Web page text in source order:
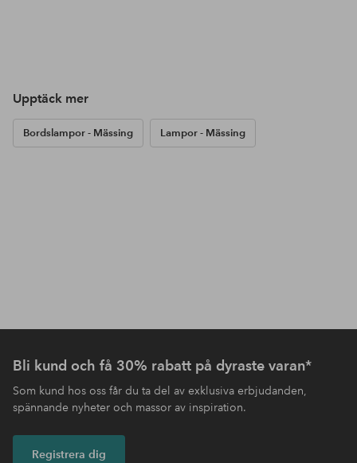
Upptäck mer
Bordslampor - Mässing Lampor - Mässing
Bli kund och få 30% rabatt på dyraste varan*
Som kund hos oss får du ta del av exklusiva erbjudanden,
spännande nyheter och massor av inspiration.
Registrera dig